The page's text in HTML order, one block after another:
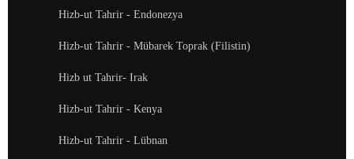
Hizb-ut Tahrir - Endonezya
Hizb-ut Tahrir - Mübarek Toprak (Filistin)
Hizb ut Tahrir- Irak
Hizb-ut Tahrir - Kenya
Hizb-ut Tahrir - Lübnan